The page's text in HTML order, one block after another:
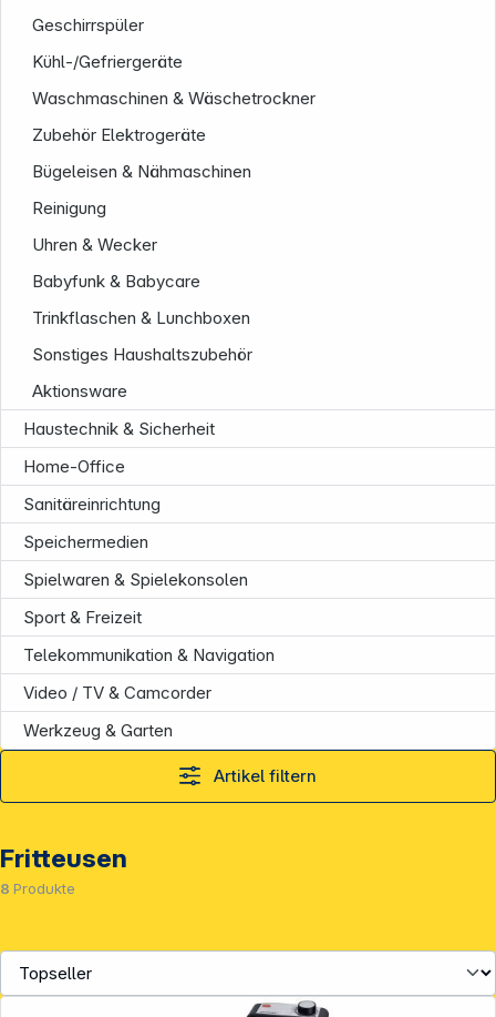
Geschirrspüler
Kühl-/Gefriergeräte
Waschmaschinen & Wäschetrockner
Zubehör Elektrogeräte
Bügeleisen & Nähmaschinen
Reinigung
Uhren & Wecker
Babyfunk & Babycare
Trinkflaschen & Lunchboxen
Sonstiges Haushaltszubehör
Aktionsware
Haustechnik & Sicherheit
Home-Office
Sanitäreinrichtung
Speichermedien
Spielwaren & Spielekonsolen
Sport & Freizeit
Telekommunikation & Navigation
Video / TV & Camcorder
Werkzeug & Garten
Artikel filtern
Fritteusen
8 Produkte